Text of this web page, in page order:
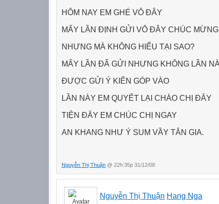
HÔM NAY EM GHÉ VÔ ĐÂY
MẤY LẦN ĐỊNH GỬI VÔ ĐÂY CHÚC MỪNG
NHƯNG MÀ KHÔNG HIỂU TẠI SAO?
MẤY LẦN ĐÃ GỬI NHƯNG KHÔNG LẦN
ĐƯỢC GỬI Ý KIẾN GÓP VÀO
LẦN NÀY EM QUYẾT LẠI CHÀO CHỊ ĐÂY
TIỆN ĐÂY EM CHÚC CHỊ NGAY
AN KHANG NHƯ Ý SUM VẦY TÂN GIA.
Nguyễn Thị Thuận @ 22h:35p 31/12/08
Nguyễn Thị Thuận Hang Nga